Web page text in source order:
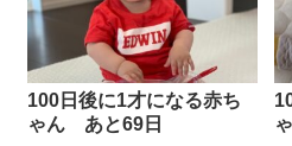
100日後に1才になる赤ち
ゃん あと69日